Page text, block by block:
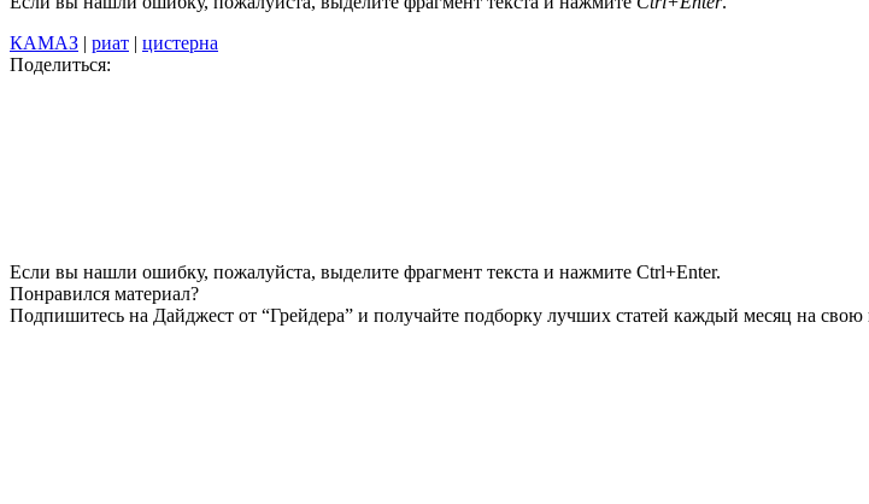
КАМАЗ | риат | цистерна
Поделиться:
Если вы нашли ошибку, пожалуйста, выделите фрагмент текста и нажмите Ctrl+Enter.
Понравился материал?
Подпишитесь на Дайджест от “Грейдера” и получайте подборку лучших статей каждый месяц на свою